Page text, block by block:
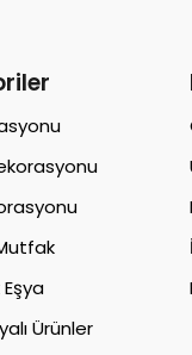
Ürünler